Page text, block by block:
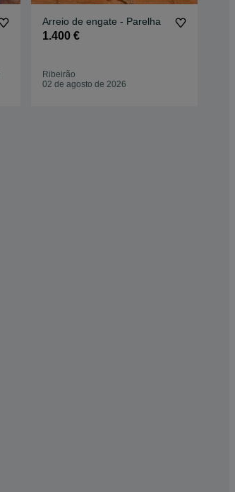
Arreio de engate - Parelha
1.400 €
Ribeirão
02 de agosto de 2026